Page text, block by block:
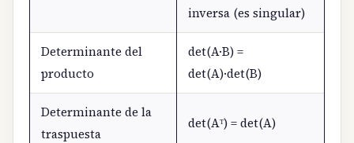
inversa (es singular)
Determinante del
producto
det(A·B) =
det(A)·det(B)
Determinante de la
traspuesta
det(Aᵀ) = det(A)